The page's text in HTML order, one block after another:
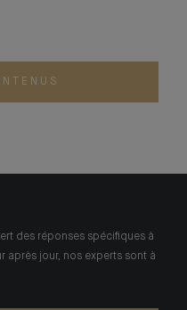
des réponses spécifiques à
après jour, nos experts sont à